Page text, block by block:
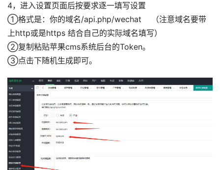
4，进入设置页面后按要求逐一填写设置
①格式是：你的域名/api.php/wechat （注意域名要带
上http或是https 结合自己的实际域名填写）
②复制粘贴苹果cms系统后台的Token。
③点击下随机生成即可。